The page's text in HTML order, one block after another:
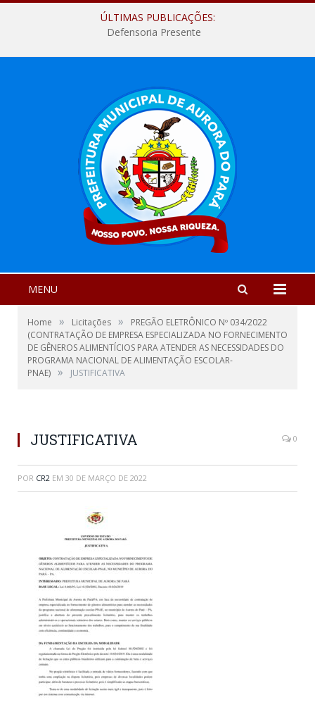
ÚLTIMAS PUBLICAÇÕES:
Defensoria Presente
MENU
Home » Licitações »
PREGÃO ELETRÔNICO Nº 034/2022
(CONTRATAÇÃO DE EMPRESA ESPECIALIZADA NO FORNECIMENTO
DE GÊNEROS ALIMENTÍCIOS PARA ATENDER AS NECESSIDADES DO
PROGRAMA NACIONAL DE ALIMENTAÇÃO ESCOLAR-
PNAE) » JUSTIFICATIVA
JUSTIFICATIVA 0
POR CR2 EM 30 DE MARÇO DE 2022